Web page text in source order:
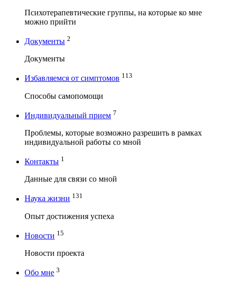
Психотерапевтические группы, на которые ко мне
можно прийти
Документы 2
Документы
Избавляемся от симптомов 113
Способы самопомощи
Индивидуальный прием 7
Проблемы, которые возможно разрешить в рамках
индивидуальной работы со мной
Контакты 1
Данные для связи со мной
Наука жизни 131
Опыт достижения успеха
Новости 15
Новости проекта
Обо мне 3